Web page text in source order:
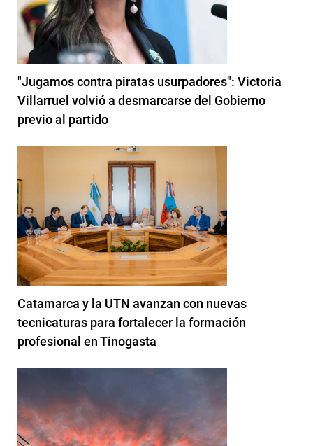
"Jugamos contra piratas usurpadores": Victoria
Villarruel volvió a desmarcarse del Gobierno
previo al partido
Catamarca y la UTN avanzan con nuevas
tecnicaturas para fortalecer la formación
profesional en Tinogasta